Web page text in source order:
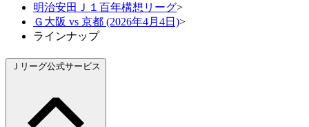
明治安田Ｊ１百年構想リーグ>
Ｇ大阪 vs 京都 (2026年4月4日)>
ラインナップ
Ｊリーグ公式サービス